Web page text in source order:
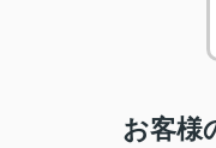
お客様